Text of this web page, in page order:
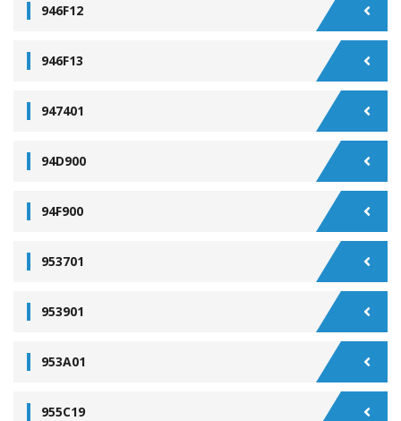
946F12
946F13
947401
94D900
94F900
953701
953901
953A01
955C19